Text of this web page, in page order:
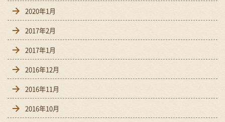
2020年1月
2017年2月
2017年1月
2016年12月
2016年11月
2016年10月